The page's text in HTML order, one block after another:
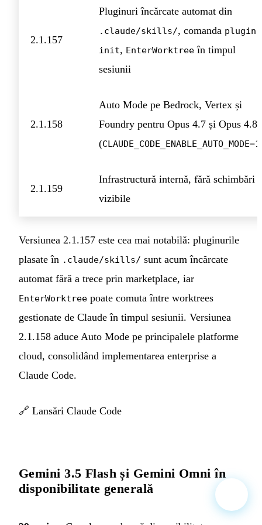
2.1.157
Pluginuri încărcate automat din
.claude/skills/, comanda plugin
init, EnterWorktree în timpul
sesiunii
2.1.158
Auto Mode pe Bedrock, Vertex și
Foundry pentru Opus 4.7 și Opus 4.8
(CLAUDE_CODE_ENABLE_AUTO_MODE=1
2.1.159
Infrastructură internă, fără schimbări
vizibile
Versiunea 2.1.157 este cea mai notabilă: pluginurile
plasate în .claude/skills/ sunt acum încărcate
automat fără a trece prin marketplace, iar
EnterWorktree poate comuta între worktrees
gestionate de Claude în timpul sesiunii. Versiunea
2.1.158 aduce Auto Mode pe principalele platforme
cloud, consolidând implementarea enterprise a
Claude Code.
🔗 Lansări Claude Code
Gemini 3.5 Flash și Gemini Omni în
disponibilitate generală